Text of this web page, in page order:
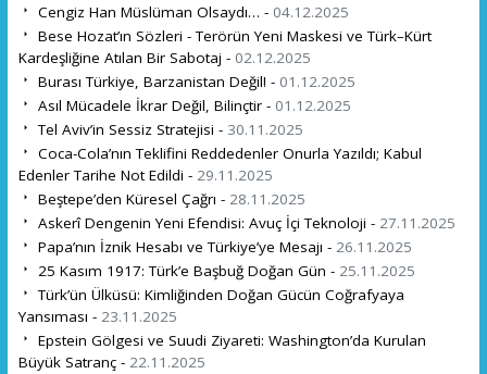
Cengiz Han Müslüman Olsaydı… - 04.12.2025
Bese Hozat’ın Sözleri - Terörün Yeni Maskesi ve Türk–Kürt
Kardeşliğine Atılan Bir Sabotaj - 02.12.2025
Burası Türkiye, Barzanistan Değil! - 01.12.2025
Asıl Mücadele İkrar Değil, Bilinçtir - 01.12.2025
Tel Aviv’in Sessiz Stratejisi - 30.11.2025
Coca-Cola’nın Teklifini Reddedenler Onurla Yazıldı; Kabul
Edenler Tarihe Not Edildi - 29.11.2025
Beştepe’den Küresel Çağrı - 28.11.2025
Askerî Dengenin Yeni Efendisi: Avuç İçi Teknoloji - 27.11.2025
Papa’nın İznik Hesabı ve Türkiye’ye Mesajı - 26.11.2025
25 Kasım 1917: Türk’e Başbuğ Doğan Gün - 25.11.2025
Türk’ün Ülküsü: Kimliğinden Doğan Gücün Coğrafyaya
Yansıması - 23.11.2025
Epstein Gölgesi ve Suudi Ziyareti: Washington’da Kurulan
Büyük Satranç - 22.11.2025